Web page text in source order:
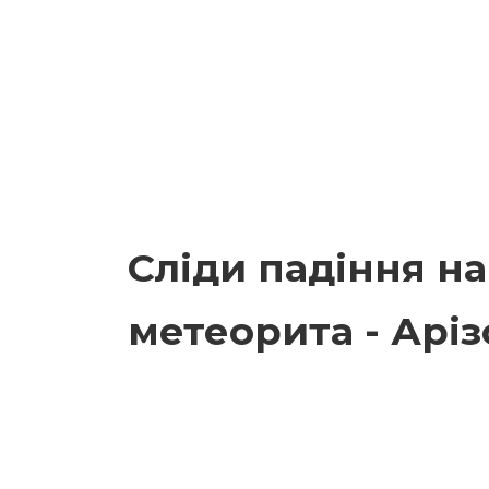
Сліди падіння
метеорита -